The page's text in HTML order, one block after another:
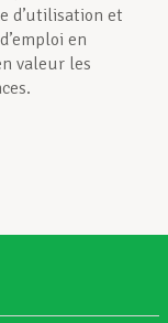
d’utilisation et
en
valeur les